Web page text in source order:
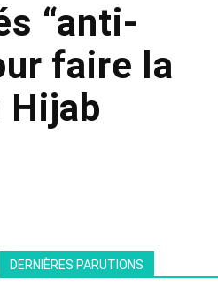
“anti-
faire la
Hijab
DERNIÈRES PARUTIONS